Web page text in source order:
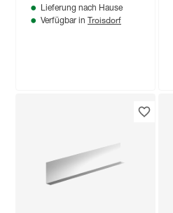
Lieferung nach Hause
Verfügbar in Troisdorf